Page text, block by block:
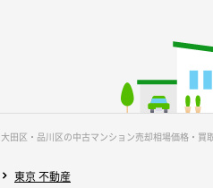
大田区・品川区の中古マンション売却相場価格・買
東京 不動産